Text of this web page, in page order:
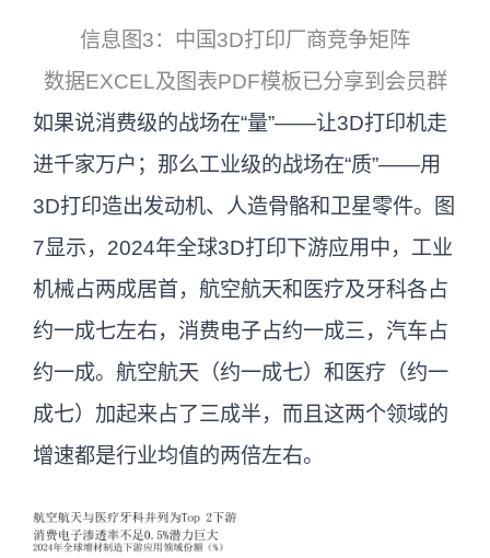
信息图3：中国3D打印厂商竞争矩阵
数据EXCEL及图表PDF模板已分享到会员群
如果说消费级的战场在“量”——让3D打印机走
进千家万户；那么工业级的战场在“质”——用
3D打印造出发动机、人造骨骼和卫星零件。图
7显示，2024年全球3D打印下游应用中，工业
机械占两成居首，航空航天和医疗及牙科各占
约一成七左右，消费电子占约一成三，汽车占
约一成。航空航天（约一成七）和医疗（约一
成七）加起来占了三成半，而且这两个领域的
增速都是行业均值的两倍左右。